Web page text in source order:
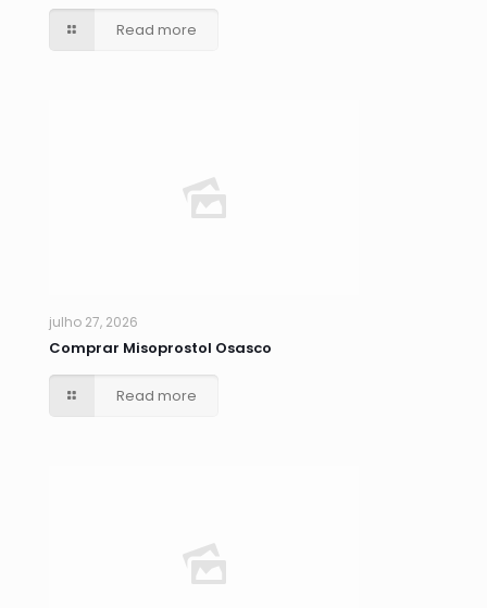
Read more
julho 27, 2026
Comprar Misoprostol Osasco
Read more